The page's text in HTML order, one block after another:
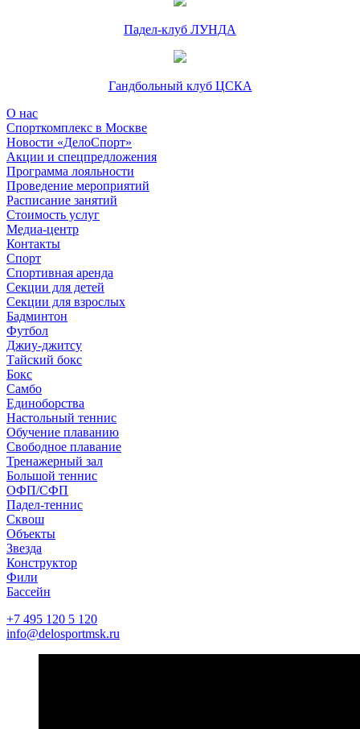
Падел-клуб ЛУНДА
Гандбольный клуб ЦСКА
О нас
Спорткомплекс в Москве
Новости «ДелоСпорт»
Акции и спецпредложения
Программа лояльности
Проведение мероприятий
Расписание занятий
Стоимость услуг
Медиа-центр
Контакты
Спорт
Спортивная аренда
Секции для детей
Секции для взрослых
Бадминтон
Футбол
Джиу-джитсу
Тайский бокс
Бокс
Самбо
Единоборства
Настольный теннис
Обучение плаванию
Свободное плавание
Тренажерный зал
Большой теннис
ОФП/СФП
Падел-теннис
Сквош
Объекты
Звезда
Конструктор
Фили
Бассейн
+7 495 120 5 120
info@delosportmsk.ru